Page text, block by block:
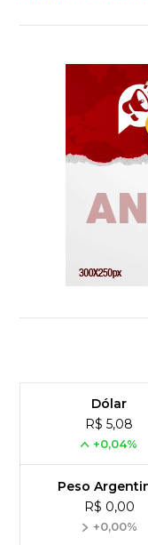
Dólar
R$ 5,08
+0,04%
Peso
R$ 0,00
+0,00%